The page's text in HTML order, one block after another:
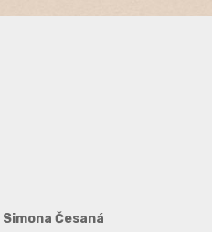
Simona Česaná